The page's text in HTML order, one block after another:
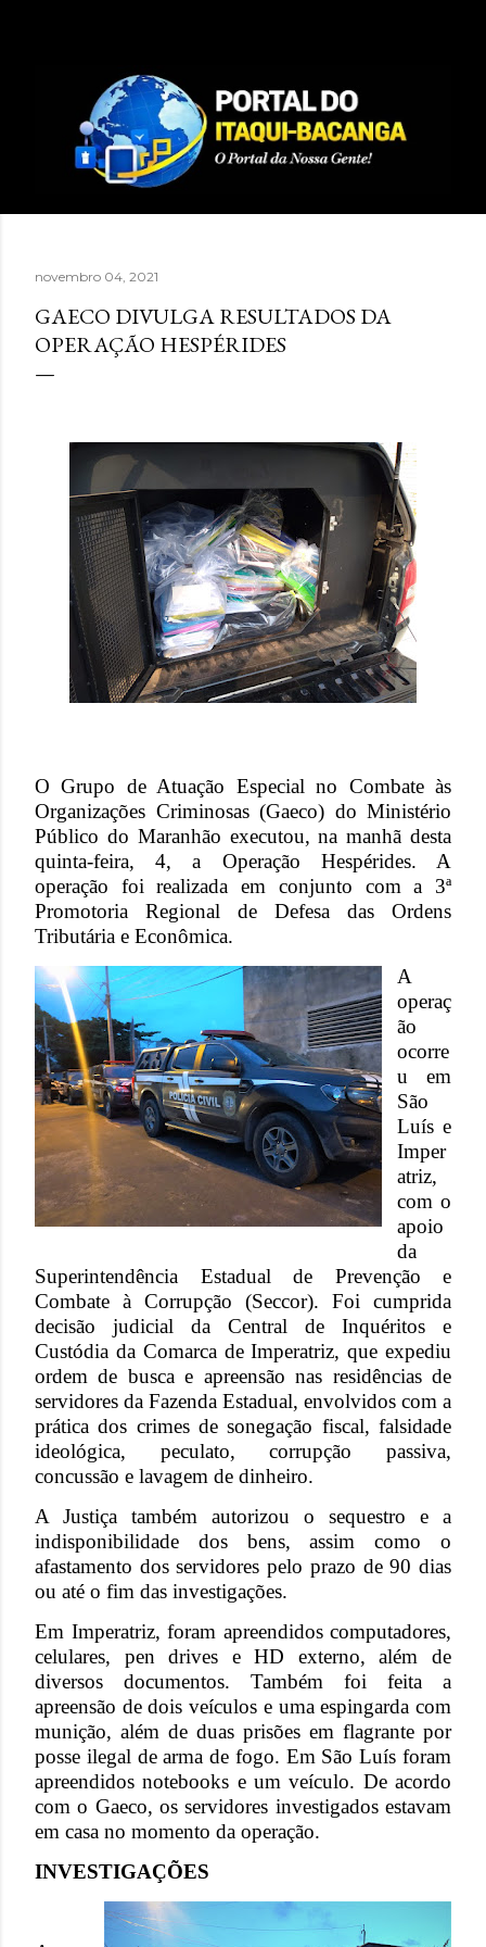
novembro 04, 2021
GAECO DIVULGA RESULTADOS DA
OPERAÇÃO HESPÉRIDES
O Grupo de Atuação Especial no Combate às
Organizações Criminosas (Gaeco) do Ministério
Público do Maranhão executou, na manhã desta
quinta-feira, 4, a Operação Hespérides. A
operação foi realizada em conjunto com a 3ª
Promotoria Regional de Defesa das Ordens
Tributária e Econômica.
A
operaç
ão
ocorre
u em
São
Luís e
Imper
atriz,
com o
apoio
da
Superintendência Estadual de Prevenção e
Combate à Corrupção (Seccor). Foi cumprida
decisão judicial da Central de Inquéritos e
Custódia da Comarca de Imperatriz, que expediu
ordem de busca e apreensão nas residências de
servidores da Fazenda Estadual, envolvidos com a
prática dos crimes de sonegação fiscal, falsidade
ideológica, peculato, corrupção passiva,
concussão e lavagem de dinheiro.
A Justiça também autorizou o sequestro e a
indisponibilidade dos bens, assim como o
afastamento dos servidores pelo prazo de 90 dias
ou até o fim das investigações.
Em Imperatriz, foram apreendidos computadores,
celulares, pen drives e HD externo, além de
diversos documentos. Também foi feita a
apreensão de dois veículos e uma espingarda com
munição, além de duas prisões em flagrante por
posse ilegal de arma de fogo. Em São Luís foram
apreendidos notebooks e um veículo. De acordo
com o Gaeco, os servidores investigados estavam
em casa no momento da operação.
INVESTIGAÇÕES